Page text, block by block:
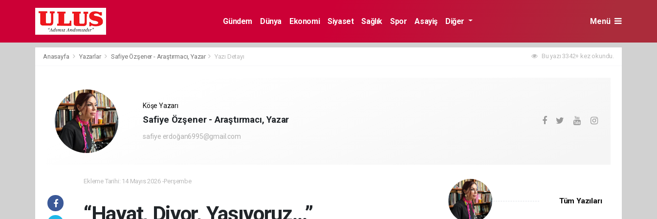
Gündem Dünya Ekonomi Siyaset Sağlık Spor Asayiş Diğer Menü
Anasayfa Yazarlar Safiye Özşener - Araştırmacı, Yazar Yazı Detayı Bu yazı 3342+ kez okundu.
Köşe Yazarı
Safiye Özşener - Araştırmacı, Yazar
safiye erdoğan6995@gmail.com
Ekleme Tarihi: 14 Mayıs 2026 -Perşembe
“Hayat, Diyor, Yaşıyoruz…”
Tüm Yazıları